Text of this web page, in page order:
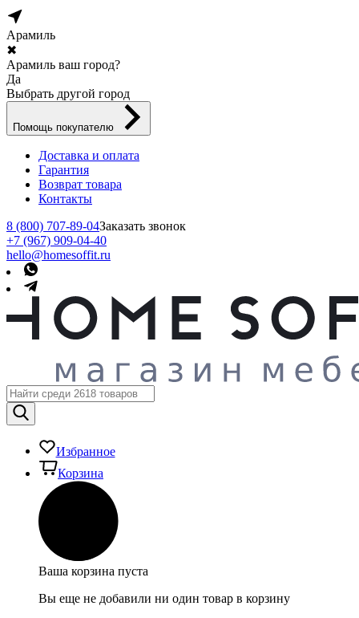
Арамиль
✖
Арамиль ваш город?
Да
Выбрать другой город
Помощь покупателю
Доставка и оплата
Гарантия
Возврат товара
Контакты
8 (800) 707-89-04Заказать звонок
+7 (967) 909-04-40
hello@homesoffit.ru
Избранное
Корзина
Ваша корзина пуста
Вы еще не добавили ни один товар в корзину